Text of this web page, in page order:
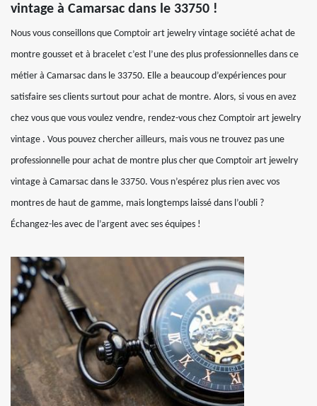
vintage à Camarsac dans le 33750 !
Nous vous conseillons que Comptoir art jewelry vintage société achat de
montre gousset et à bracelet c’est l’une des plus professionnelles dans ce
métier à Camarsac dans le 33750. Elle a beaucoup d’expériences pour
satisfaire ses clients surtout pour achat de montre. Alors, si vous en avez
chez vous que vous voulez vendre, rendez-vous chez Comptoir art jewelry
vintage . Vous pouvez chercher ailleurs, mais vous ne trouvez pas une
professionnelle pour achat de montre plus cher que Comptoir art jewelry
vintage à Camarsac dans le 33750. Vous n’espérez plus rien avec vos
montres de haut de gamme, mais longtemps laissé dans l’oubli ?
Échangez-les avec de l’argent avec ses équipes !